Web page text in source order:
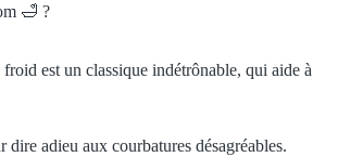
🛁 ?
est un classique indétrônable, qui aide à
adieu aux courbatures désagréables.